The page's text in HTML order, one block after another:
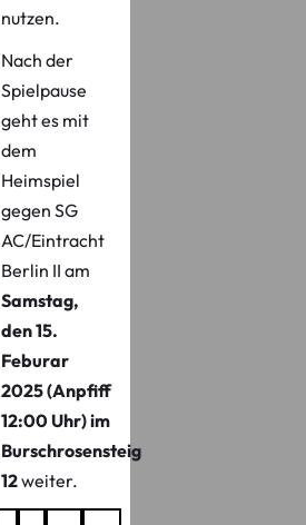
nutzen.
Nach der
Spielpause
geht es mit
dem
Heimspiel
gegen SG
AC/Eintracht
Berlin II am
Samstag,
den 15.
Feburar
2025 (Anpfiff
12:00 Uhr) im
Burschrosensteig
12weiter.